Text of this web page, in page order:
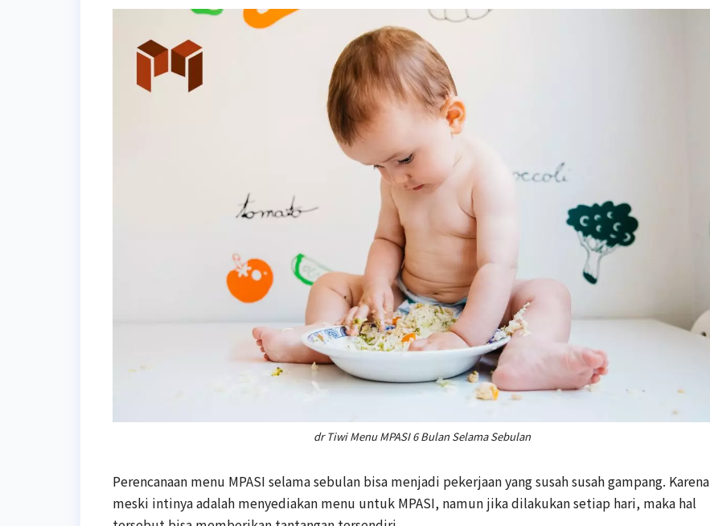
dr Tiwi Menu MPASI 6 Bulan Selama Sebulan
Perencanaan menu MPASI selama sebulan bisa menjadi pekerjaan yang susah susah gampang. Karena
meski intinya adalah menyediakan menu untuk MPASI, namun jika dilakukan setiap hari, maka hal